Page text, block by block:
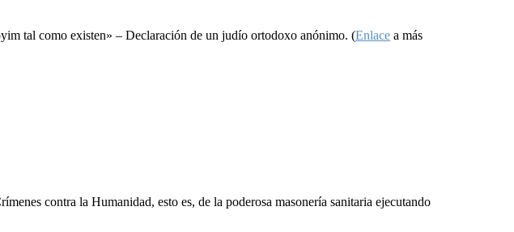
tal como existen» – Declaración de un judío ortodoxo anónimo. (Enlace a más
contra la Humanidad, esto es, de la poderosa masonería sanitaria ejecutando